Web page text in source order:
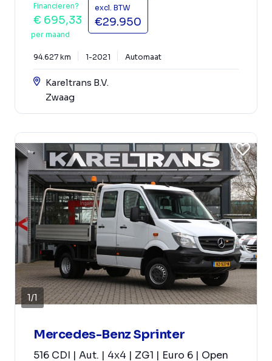
Financieren?
€ 695,33
per maand
excl. BTW
€29.950
94.627 km 1-2021 Automaat
Kareltrans B.V.
Zwaag
1/1
Mercedes-Benz Sprinter
516 CDI | Aut. | 4x4 | ZG1 | Euro 6 | Open